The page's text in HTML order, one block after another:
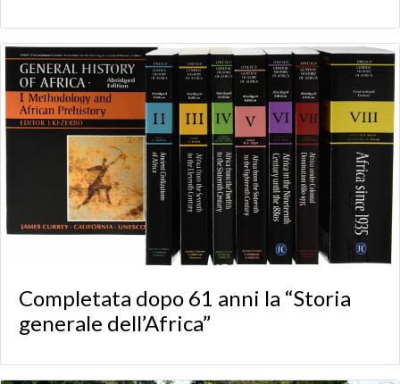
Completata dopo 61 anni la “Storia
generale dell’Africa”